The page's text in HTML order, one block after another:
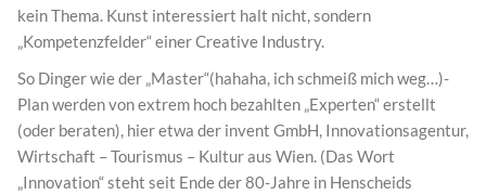
kein Thema. Kunst interessiert halt nicht, sondern
„Kompetenzfelder“ einer Creative Industry.
So Dinger wie der „Master“(hahaha, ich schmeiß mich weg…)-
Plan werden von extrem hoch bezahlten „Experten“ erstellt
(oder beraten), hier etwa der invent GmbH, Innovationsagentur,
Wirtschaft – Tourismus – Kultur aus Wien. (Das Wort
„Innovation“ steht seit Ende der 80-Jahre in Henscheids